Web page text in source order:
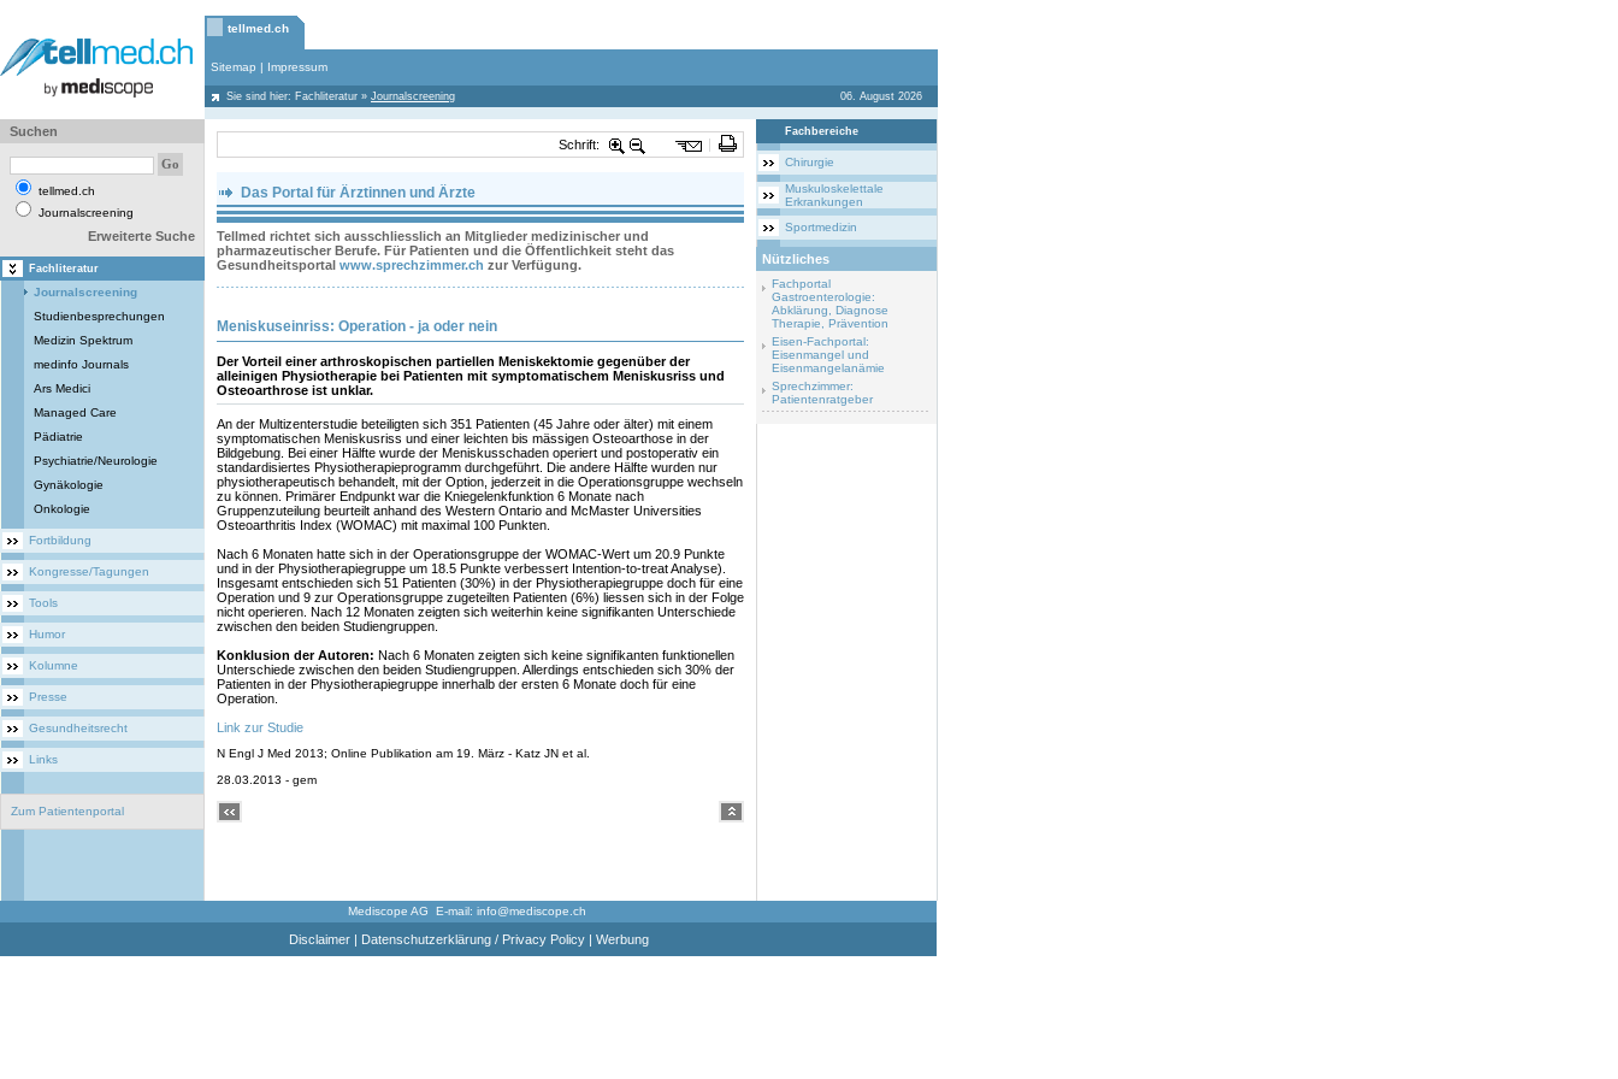
tellmed.ch
Sitemap | Impressum
Sie sind hier: Fachliteratur » Journalscreening 06. August 2026
Suchen
tellmed.ch
Journalscreening
Erweiterte Suche
Fachliteratur
Journalscreening
Studienbesprechungen
Medizin Spektrum
medinfo Journals
Ars Medici
Managed Care
Pädiatrie
Psychiatrie/Neurologie
Gynäkologie
Onkologie
Fortbildung
Kongresse/Tagungen
Tools
Humor
Kolumne
Presse
Gesundheitsrecht
Links
Zum Patientenportal
Schrift:
Das Portal für Ärztinnen und Ärzte
Tellmed richtet sich ausschliesslich an Mitglieder medizinischer und
pharmazeutischer Berufe. Für Patienten und die Öffentlichkeit steht das
Gesundheitsportal www.sprechzimmer.ch zur Verfügung.
Meniskuseinriss: Operation - ja oder nein
Der Vorteil einer arthroskopischen partiellen Meniskektomie gegenüber der
alleinigen Physiotherapie bei Patienten mit symptomatischem Meniskusriss und
Osteoarthrose ist unklar.
An der Multizenterstudie beteiligten sich 351 Patienten (45 Jahre oder älter) mit einem
symptomatischen Meniskusriss und einer leichten bis mässigen Osteoarthose in der
Bildgebung. Bei einer Hälfte wurde der Meniskusschaden operiert und postoperativ ein
standardisiertes Physiotherapieprogramm durchgeführt. Die andere Hälfte wurden nur
physiotherapeutisch behandelt, mit der Option, jederzeit in die Operationsgruppe wechseln
zu können. Primärer Endpunkt war die Kniegelenkfunktion 6 Monate nach
Gruppenzuteilung beurteilt anhand des Western Ontario and McMaster Universities
Osteoarthritis Index (WOMAC) mit maximal 100 Punkten.
Nach 6 Monaten hatte sich in der Operationsgruppe der WOMAC-Wert um 20.9 Punkte
und in der Physiotherapiegruppe um 18.5 Punkte verbessert Intention-to-treat Analyse).
Insgesamt entschieden sich 51 Patienten (30%) in der Physiotherapiegruppe doch für eine
Operation und 9 zur Operationsgruppe zugeteilten Patienten (6%) liessen sich in der Folge
nicht operieren. Nach 12 Monaten zeigten sich weiterhin keine signifikanten Unterschiede
zwischen den beiden Studiengruppen.
Konklusion der Autoren: Nach 6 Monaten zeigten sich keine signifikanten funktionellen
Unterschiede zwischen den beiden Studiengruppen. Allerdings entschieden sich 30% der
Patienten in der Physiotherapiegruppe innerhalb der ersten 6 Monate doch für eine
Operation.
Link zur Studie
N Engl J Med 2013; Online Publikation am 19. März - Katz JN et al.
28.03.2013 - gem
Fachbereiche
Chirurgie
Muskuloskelettale
Erkrankungen
Sportmedizin
Nützliches
Fachportal
Gastroenterologie:
Abklärung, Diagnose
Therapie, Prävention
Eisen-Fachportal:
Eisenmangel und
Eisenmangelanämie
Sprechzimmer:
Patientenratgeber
Mediscope AG E-mail: info@mediscope.ch
Disclaimer| Datenschutzerklärung / Privacy Policy| Werbung